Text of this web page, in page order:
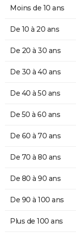
Moins de 10 ans
De 10 à 20 ans
De 20 à 30 ans
De 30 à 40 ans
De 40 à 50 ans
De 50 à 60 ans
De 60 à 70 ans
De 70 à 80 ans
De 80 à 90 ans
De 90 à 100 ans
Plus de 100 ans